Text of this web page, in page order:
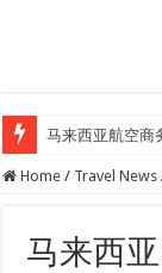
马来西亚航空商
Home / Travel News
马来西